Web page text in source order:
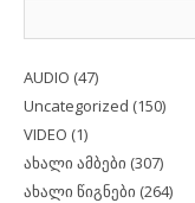
AUDIO (47)
Uncategorized (150)
VIDEO (1)
ახალი ამბები (307)
ახალი წიგნები (264)